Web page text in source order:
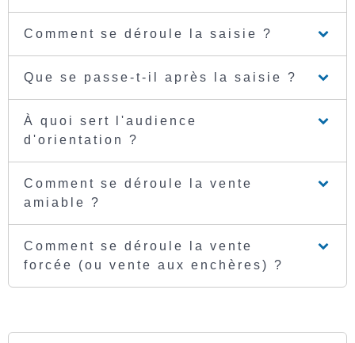
Comment se déroule la saisie ?
Que se passe-t-il après la saisie ?
À quoi sert l'audience
d'orientation ?
Comment se déroule la vente
amiable ?
Comment se déroule la vente
forcée (ou vente aux enchères) ?